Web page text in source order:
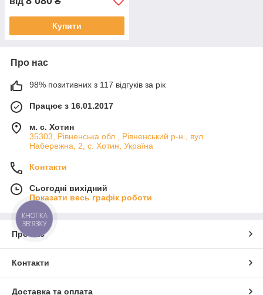
Купити
Про нас
98% позитивних з 117 відгуків за рік
Працює з 16.01.2017
м. с. Хотин
35303, Рівненська обл., Рівненський р-н., вул.
Набережна, 2, с. Хотин, Україна
Контакти
Сьогодні вихідний
Показати весь графік роботи
Про нас
Контакти
Доставка та оплата
КНОПКА
ЗВ'ЯЗКУ